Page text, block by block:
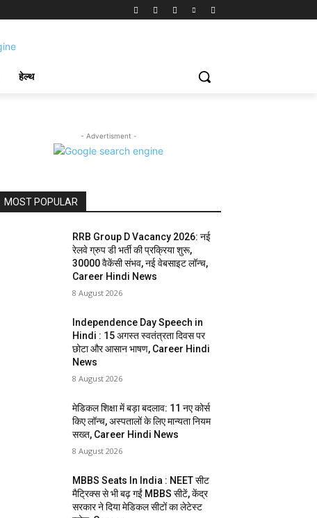
हेल्थ
- Advertisment -
MOST POPULAR
RRB Group D Vacancy 2026: नई
रेलवे ग्रुप डी भर्ती की प्रक्रिया शुरू,
30000 वैकेंसी संभव, नई वेबसाइट लॉन्च,
Career Hindi News
8 August 2026
Independence Day Speech in
Hindi : 15 अगस्त स्वतंत्रता दिवस पर
छोटा और आसान भाषण, Career Hindi
News
8 August 2026
मेडिकल शिक्षा में बड़ा बदलाव: 11 नए कोर्स
किए लॉन्च, अस्पतालों के लिए मान्यता नियम
सख्त, Career Hindi News
8 August 2026
MBBS Seats In India : NEET सीट
मैट्रिक्स से भी बढ़ गईं MBBS सीटें, केंद्र
सरकार ने दिया मेडिकल सीटों का लेटेस्ट